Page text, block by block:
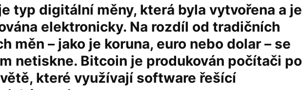
typ digitální měny, která byla vytvořena a je
elektronicky. Na rozdíl od tradičních
měn – jako je koruna, euro nebo dolar – se
netiskne. Bitcoin je produkován počítači po
které využívají software řešící